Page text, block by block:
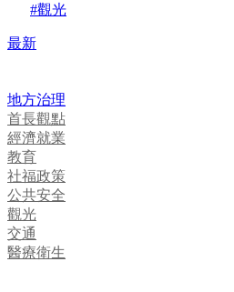
#觀光
最新
地方治理
首長觀點
經濟就業
教育
社福政策
公共安全
觀光
交通
醫療衛生